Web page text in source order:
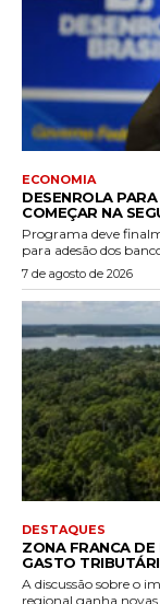
ECONOMIA
DESENROLA
COMEÇAR NA
Programa deve
para adesão dos
7 de agosto de 2026
DESTAQUES
ZONA FRANCA DE
GASTO
A discussão sobre o
regional ganha novas